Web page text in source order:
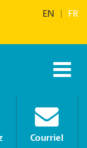
EN FR
Courriel